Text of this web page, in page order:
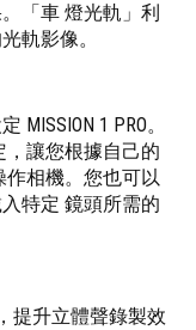
「車 燈光軌」利
軌影像。
1 PRO。
讓您根據自己的
相機。您也可以
特定 鏡頭所需的
提升立體聲錄製效